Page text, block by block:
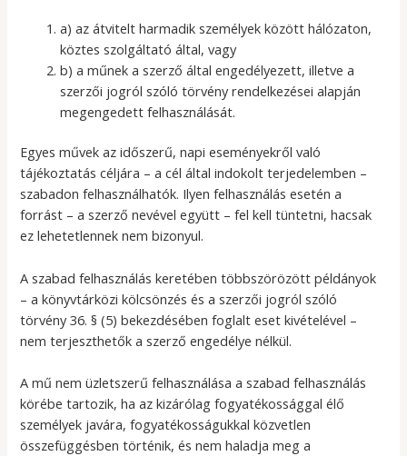
a) az átvitelt harmadik személyek között hálózaton,
köztes szolgáltató által, vagy
b) a műnek a szerző által engedélyezett, illetve a
szerzői jogról szóló törvény rendelkezései alapján
megengedett felhasználását.
Egyes művek az időszerű, napi eseményekről való
tájékoztatás céljára – a cél által indokolt terjedelemben –
szabadon felhasználhatók. Ilyen felhasználás esetén a
forrást – a szerző nevével együtt – fel kell tüntetni, hacsak
ez lehetetlennek nem bizonyul.
A szabad felhasználás keretében többszörözött példányok
– a könyvtárközi kölcsönzés és a szerzői jogról szóló
törvény 36. § (5) bekezdésében foglalt eset kivételével –
nem terjeszthetők a szerző engedélye nélkül.
A mű nem üzletszerű felhasználása a szabad felhasználás
körébe tartozik, ha az kizárólag fogyatékossággal élő
személyek javára, fogyatékosságukkal közvetlen
összefüggésben történik, és nem haladja meg a